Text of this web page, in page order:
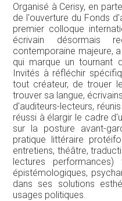
Organisé à Cerisy, en
de l'ouverture du Fonds
premier colloque
écrivain désormais
contemporaine majeure,
qui marque un tournant
Invités à réfléchir
tout créateur, de trouer
trouver sa langue,
d'auditeurs-lecteurs,
réussi à élargir le cadre
sur la posture avant-
pratique littéraire
entretiens, théâtre,
lectures
épistémologiques,
dans ses solutions
usages politiques.